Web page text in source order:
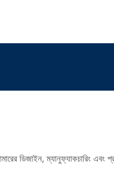
ডিজাইন, ম্যানুফ্যাকচারিং এবং